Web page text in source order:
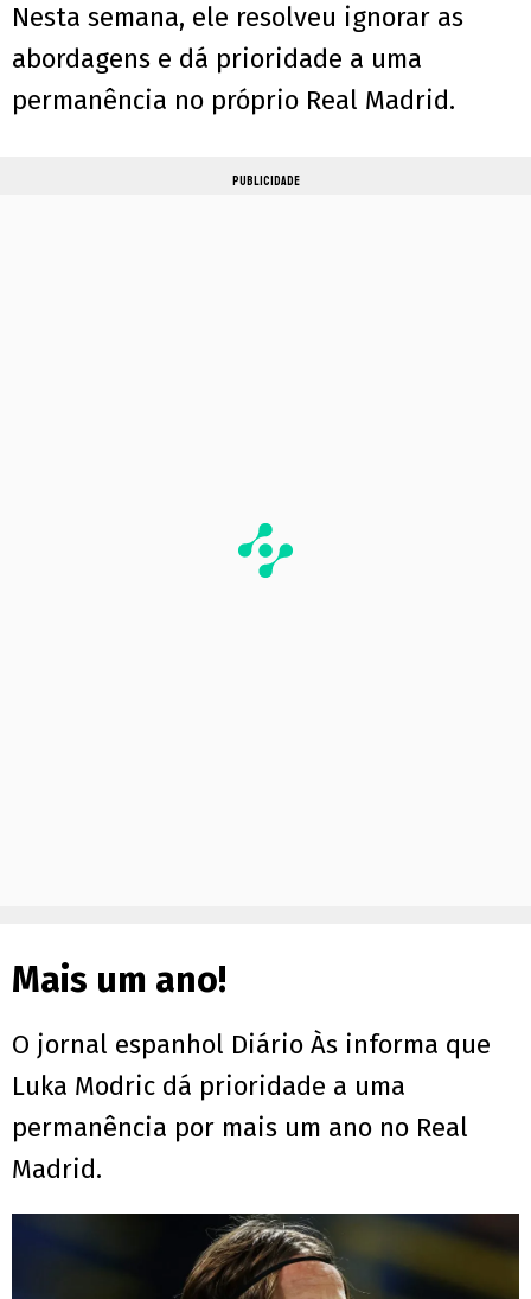
Nesta semana, ele resolveu ignorar as
abordagens e dá prioridade a uma
permanência no próprio Real Madrid.
PUBLICIDADE
Mais um ano!
O jornal espanhol Diário Às informa que
Luka Modric dá prioridade a uma
permanência por mais um ano no Real
Madrid.